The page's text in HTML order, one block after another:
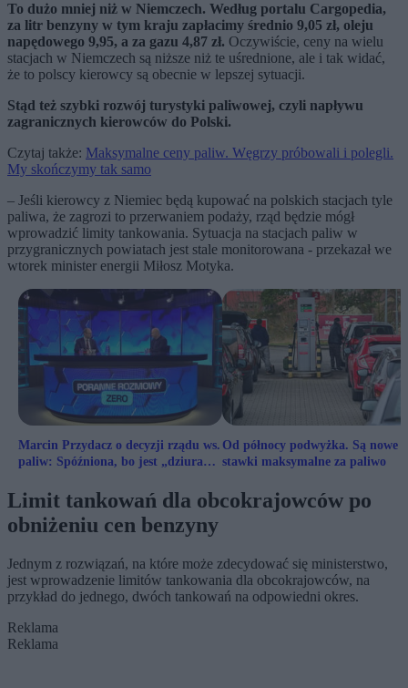
To dużo mniej niż w Niemczech. Według portalu Cargopedia,
za litr benzyny w tym kraju zapłacimy średnio 9,05 zł, oleju
napędowego 9,95, a za gazu 4,87 zł. Oczywiście, ceny na wielu
stacjach w Niemczech są niższe niż te uśrednione, ale i tak widać,
że to polscy kierowcy są obecnie w lepszej sytuacji.
Stąd też szybki rozwój turystyki paliwowej, czyli napływu
zagranicznych kierowców do Polski.
Czytaj także: Maksymalne ceny paliw. Węgrzy próbowali i polegli.
My skończymy tak samo
– Jeśli kierowcy z Niemiec będą kupować na polskich stacjach tyle
paliwa, że zagrozi to przerwaniem podaży, rząd będzie mógł
wprowadzić limity tankowania. Sytuacja na stacjach paliw w
przygranicznych powiatach jest stale monitorowana - przekazał we
wtorek minister energii Miłosz Motyka.
Marcin Przydacz o decyzji rządu ws.
paliw: Spóźniona, bo jest „dziura
Od północy podwyżka. Są nowe
stawki maksymalne za paliwo
Limit tankowań dla obcokrajowców po
obniżeniu cen benzyny
Jednym z rozwiązań, na które może zdecydować się ministerstwo,
jest wprowadzenie limitów tankowania dla obcokrajowców, na
przykład do jednego, dwóch tankowań na odpowiedni okres.
Reklama
Reklama